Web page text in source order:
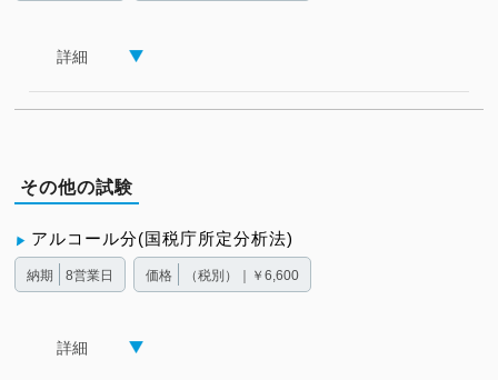
詳細
その他の試験
アルコール分(国税庁所定分析法)
納期 8営業日 価格 （税別）｜￥6,600
詳細